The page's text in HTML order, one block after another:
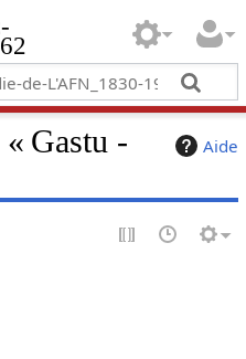
Aide
Gastu -